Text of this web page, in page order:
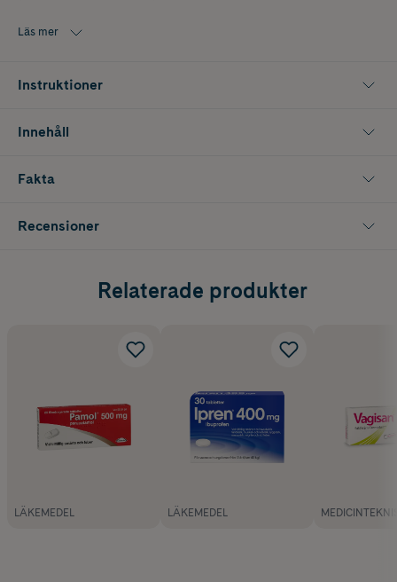
bidra till att snabbt lindra obehagen.
Läs mer
Instruktioner
Innehåll
Fakta
Recensioner
Relaterade produkter
LÄKEMEDEL LÄKEMEDEL